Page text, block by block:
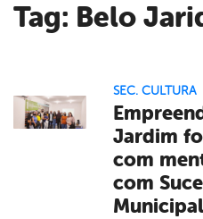
Tag: Belo
SEC. CULTURA
Jardim
com
com
Municipal